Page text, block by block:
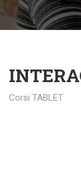
Corsi TABLET